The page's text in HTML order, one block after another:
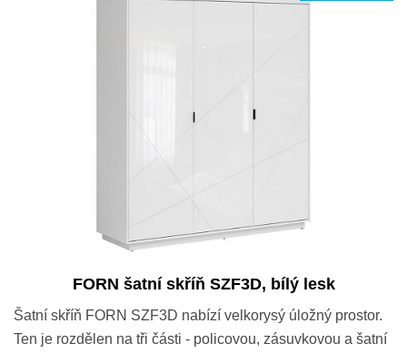
FORN šatní skříň SZF3D, bílý lesk
Šatní skříň FORN SZF3D nabízí velkorysý úložný prostor.
Ten je rozdělen na tři části - policovou, zásuvkovou a šatní